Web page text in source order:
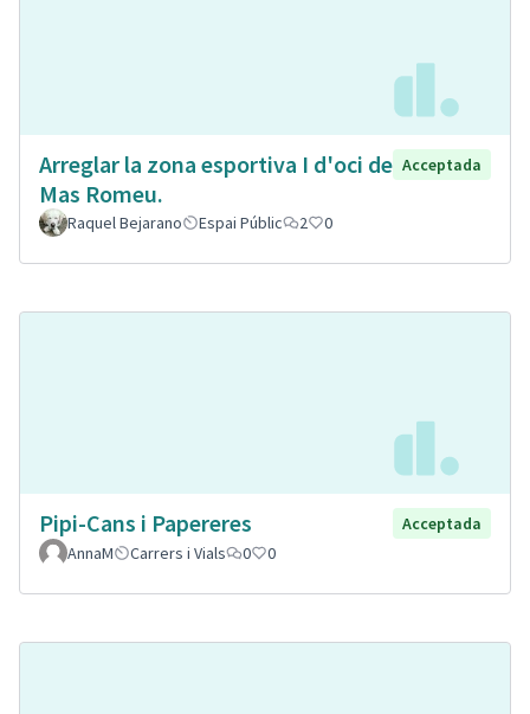
Arreglar la zona esportiva I d'oci de
Mas Romeu.
Acceptada
Raquel Bejarano Espai Públic 2 0
Pipi-Cans i Papereres
Acceptada
AnnaM
Carrers i Vials 0 0